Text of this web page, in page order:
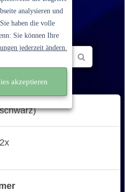
Service.
analysieren und
haben die volle
Sie können Ihre
jederzeit ändern.
akzeptieren